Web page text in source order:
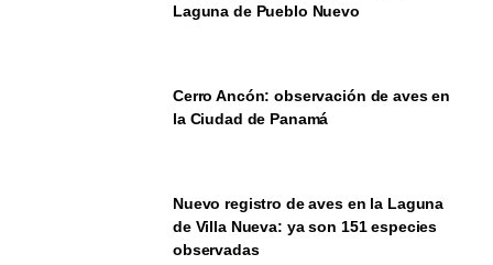
Laguna de Pueblo Nuevo
Cerro Ancón: observación de aves en
la Ciudad de Panamá
Nuevo registro de aves en la Laguna
de Villa Nueva: ya son 151 especies
observadas